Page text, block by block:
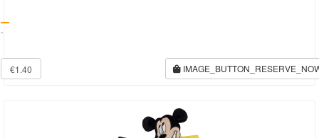
-
€1.40